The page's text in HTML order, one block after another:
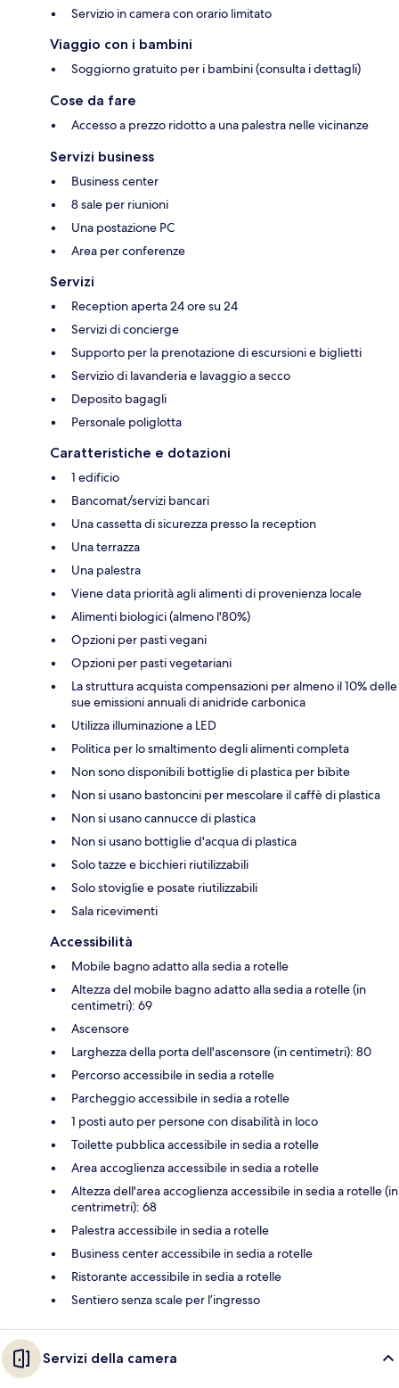
Servizio in camera con orario limitato
Viaggio con i bambini
Soggiorno gratuito per i bambini (consulta i dettagli)
Cose da fare
Accesso a prezzo ridotto a una palestra nelle vicinanze
Servizi business
Business center
8 sale per riunioni
Una postazione PC
Area per conferenze
Servizi
Reception aperta 24 ore su 24
Servizi di concierge
Supporto per la prenotazione di escursioni e biglietti
Servizio di lavanderia e lavaggio a secco
Deposito bagagli
Personale poliglotta
Caratteristiche e dotazioni
1 edificio
Bancomat/servizi bancari
Una cassetta di sicurezza presso la reception
Una terrazza
Una palestra
Viene data priorità agli alimenti di provenienza locale
Alimenti biologici (almeno l'80%)
Opzioni per pasti vegani
Opzioni per pasti vegetariani
La struttura acquista compensazioni per almeno il 10% delle
sue emissioni annuali di anidride carbonica
Utilizza illuminazione a LED
Politica per lo smaltimento degli alimenti completa
Non sono disponibili bottiglie di plastica per bibite
Non si usano bastoncini per mescolare il caffè di plastica
Non si usano cannucce di plastica
Non si usano bottiglie d'acqua di plastica
Solo tazze e bicchieri riutilizzabili
Solo stoviglie e posate riutilizzabili
Sala ricevimenti
Accessibilità
Mobile bagno adatto alla sedia a rotelle
Altezza del mobile bagno adatto alla sedia a rotelle (in
centimetri): 69
Ascensore
Larghezza della porta dell'ascensore (in centimetri): 80
Percorso accessibile in sedia a rotelle
Parcheggio accessibile in sedia a rotelle
1 posti auto per persone con disabilità in loco
Toilette pubblica accessibile in sedia a rotelle
Area accoglienza accessibile in sedia a rotelle
Altezza dell'area accoglienza accessibile in sedia a rotelle (in
centrimetri): 68
Palestra accessibile in sedia a rotelle
Business center accessibile in sedia a rotelle
Ristorante accessibile in sedia a rotelle
Sentiero senza scale per l’ingresso
Servizi della camera